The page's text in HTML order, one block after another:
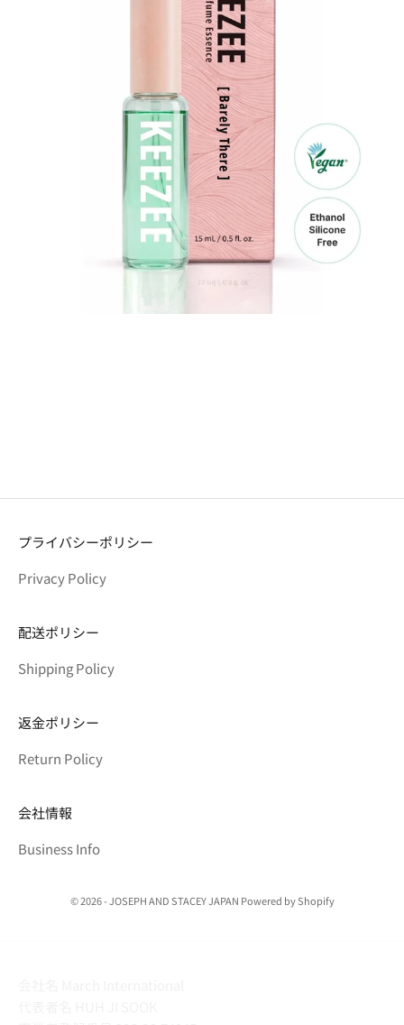
プライバシーポリシー
Privacy Policy
配送ポリシー
Shipping Policy
返金ポリシー
Return Policy
会社情報
Business Info
© 2026 - JOSEPH AND STACEY JAPAN Powered by Shopify